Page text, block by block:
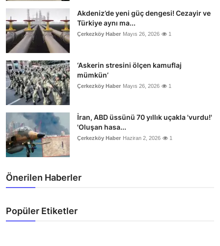
Akdeniz’de yeni güç dengesi! Cezayir ve
Türkiye aynı ma...
Çerkezköy Haber Mayıs 26, 2026 1
‘Askerin stresini ölçen kamuflaj
mümkün’
Çerkezköy Haber Mayıs 26, 2026 1
İran, ABD üssünü 70 yıllık uçakla 'vurdu!'
'Oluşan hasa...
Çerkezköy Haber Haziran 2, 2026 1
Önerilen Haberler
Popüler Etiketler